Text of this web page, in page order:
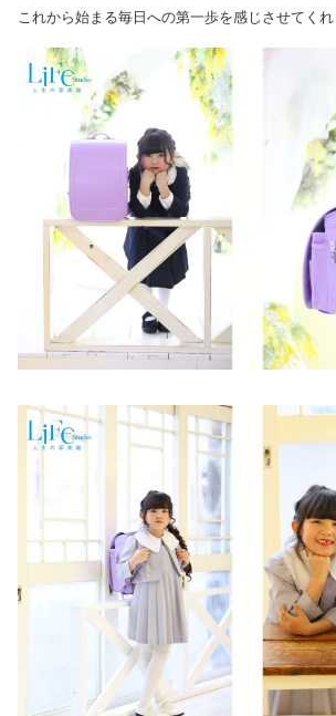
これから始まる毎日への第一歩を感じさせてくれ